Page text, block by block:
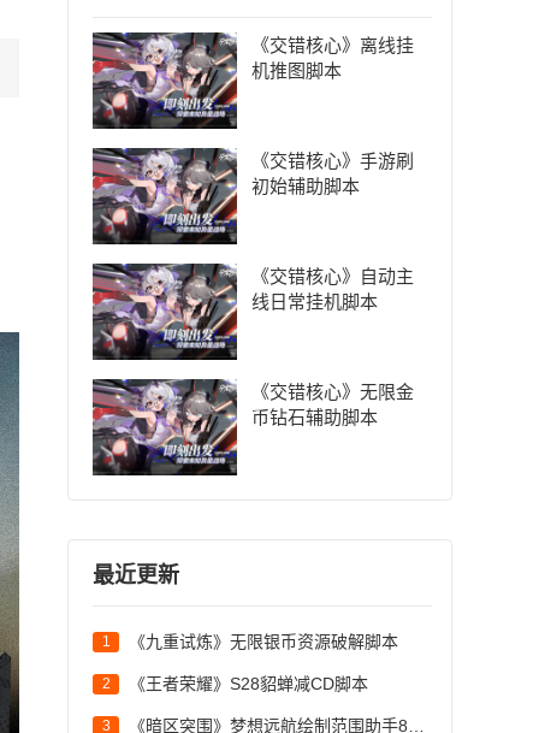
《交错核心》离线挂
机推图脚本
《交错核心》手游刷
初始辅助脚本
《交错核心》自动主
线日常挂机脚本
《交错核心》无限金
币钻石辅助脚本
最近更新
1 《九重试炼》无限银币资源破解脚本
2 《王者荣耀》S28貂蝉减CD脚本
3